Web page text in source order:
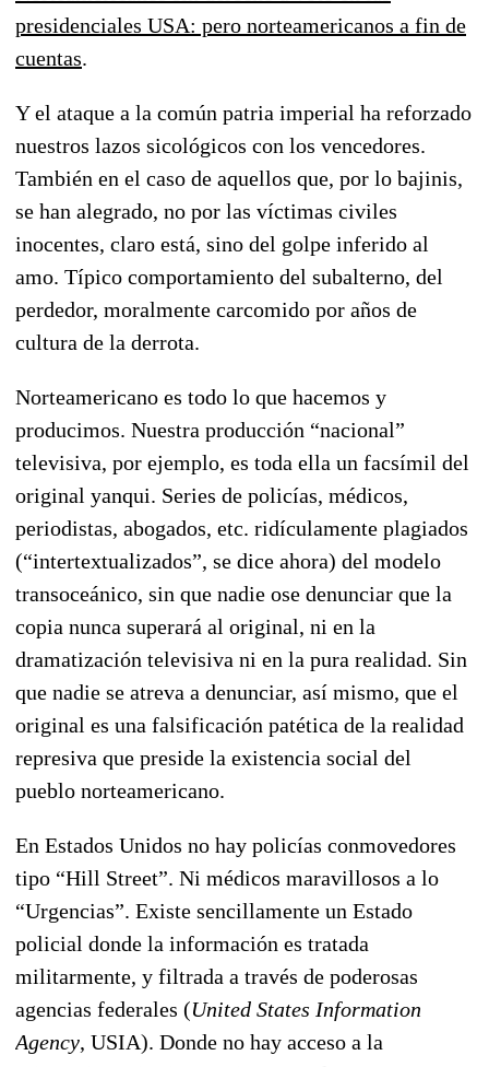
presidenciales USA: pero norteamericanos a fin de
cuentas.
Y el ataque a la común patria imperial ha reforzado
nuestros lazos sicológicos con los vencedores.
También en el caso de aquellos que, por lo bajinis,
se han alegrado, no por las víctimas civiles
inocentes, claro está, sino del golpe inferido al
amo. Típico comportamiento del subalterno, del
perdedor, moralmente carcomido por años de
cultura de la derrota.
Norteamericano es todo lo que hacemos y
producimos. Nuestra producción “nacional”
televisiva, por ejemplo, es toda ella un facsímil del
original yanqui. Series de policías, médicos,
periodistas, abogados, etc. ridículamente plagiados
(“intertextualizados”, se dice ahora) del modelo
transoceánico, sin que nadie ose denunciar que la
copia nunca superará al original, ni en la
dramatización televisiva ni en la pura realidad. Sin
que nadie se atreva a denunciar, así mismo, que el
original es una falsificación patética de la realidad
represiva que preside la existencia social del
pueblo norteamericano.
En Estados Unidos no hay policías conmovedores
tipo “Hill Street”. Ni médicos maravillosos a lo
“Urgencias”. Existe sencillamente un Estado
policial donde la información es tratada
militarmente, y filtrada a través de poderosas
agencias federales (United States Information
Agency, USIA). Donde no hay acceso a la